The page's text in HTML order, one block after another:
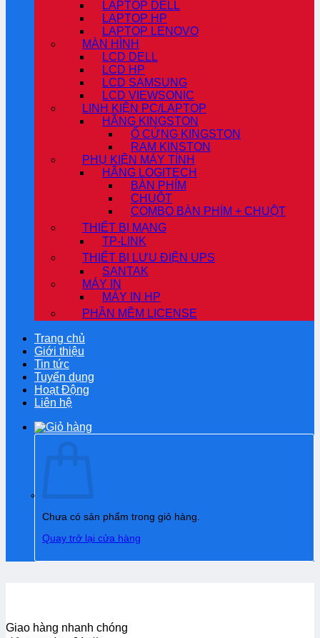
LAPTOP DELL
LAPTOP HP
LAPTOP LENOVO
MÀN HÌNH
LCD DELL
LCD HP
LCD SAMSUNG
LCD VIEWSONIC
LINH KIỆN PC/LAPTOP
HÃNG KINGSTON
Ổ CỨNG KINGSTON
RAM KINSTON
PHỤ KIỆN MÁY TÍNH
HÃNG LOGITECH
BÀN PHÍM
CHUỘT
COMBO BÀN PHÍM + CHUỘT
THIẾT BỊ MẠNG
TP-LINK
THIẾT BỊ LƯU ĐIỆN UPS
SANTAK
MÁY IN
MÁY IN HP
PHẦN MỀM LICENSE
Trang chủ
Giới thiệu
Tin tức
Tuyển dụng
Hoạt Động
Liên hệ
Chưa có sản phẩm trong giỏ hàng.
Quay trở lại cửa hàng
Giao hàng nhanh chóng